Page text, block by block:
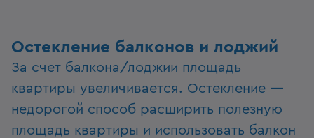
Остекление балконов и лоджий
За счет балкона/лоджии площадь
квартиры увеличивается. Остекление —
недорогой способ расширить полезную
площадь квартиры и использовать балкон